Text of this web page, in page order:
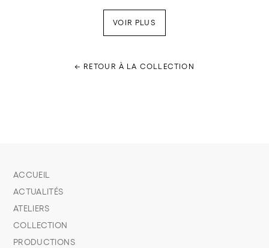
VOIR PLUS
← RETOUR À LA COLLECTION
ACCUEIL
ACTUALITÉS
ATELIERS
COLLECTION
PRODUCTIONS